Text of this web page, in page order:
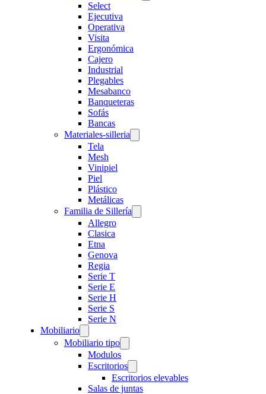
Select
Ejecutiva
Operativa
Visita
Ergonómica
Cajero
Industrial
Plegables
Mesabanco
Banqueteras
Sofás
Bancas
Materiales-silleria
Tela
Mesh
Vinipiel
Piel
Plástico
Metálicas
Familia de Sillería
Allegro
Clasica
Etna
Genova
Regia
Serie T
Serie E
Serie H
Serie S
Serie N
Mobiliario
Mobiliario tipo
Modulos
Escritorios
Escritorios elevables
Salas de juntas